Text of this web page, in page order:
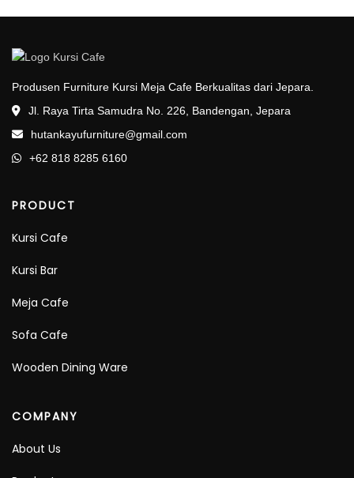
Produsen Furniture Kursi Meja Cafe Berkualitas dari Jepara.
Jl. Raya Tirta Samudra No. 226, Bandengan, Jepara
hutankayufurniture@gmail.com
+62 818 8285 6160
PRODUCT
Kursi Cafe
Kursi Bar
Meja Cafe
Sofa Cafe
Wooden Dining Ware
COMPANY
About Us